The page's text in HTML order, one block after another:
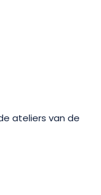
bezoek en
ateliers van de